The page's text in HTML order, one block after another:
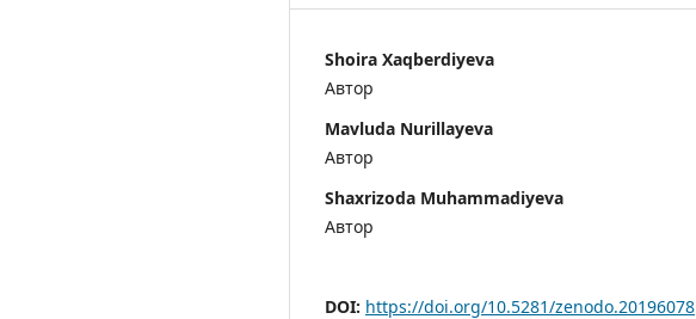
Shoira Xaqberdiyeva
Автор
Mavluda Nurillayeva
Автор
Shaxrizoda Muhammadiyeva
Автор
DOI: https://doi.org/10.5281/zenodo.20196078